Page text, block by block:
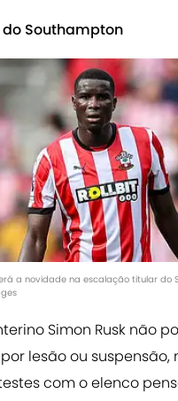
Southampton
a novidade na escalação titular do
Simon Rusk não
lesão ou suspensão,
com o elenco